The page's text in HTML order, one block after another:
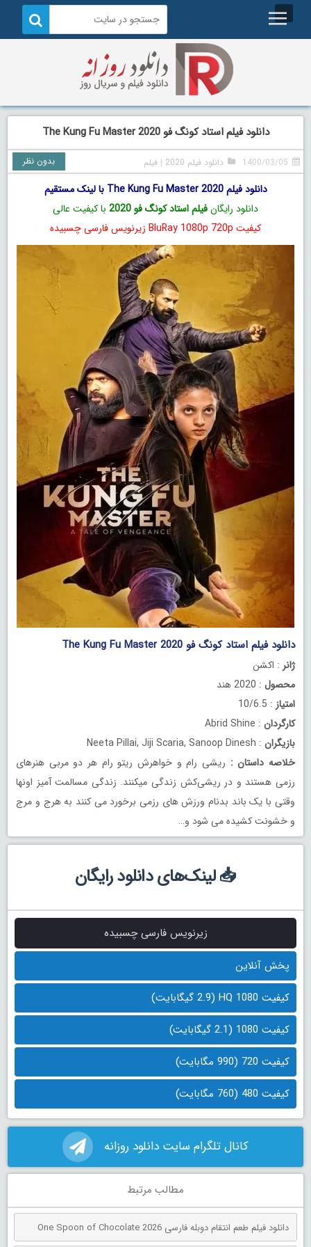
دانلود فیلم استاد کونگ فو The Kung Fu Master 2020
1400/03/05 دانلود فیلم 2020 |فیلم بدون نظر
دانلود فیلم The Kung Fu Master 2020 با لینک مستقیم
دانلود رایگانفیلم استاد کونگ فو 2020
با کیفیت عالی
کیفیت BluRay 1080p 720p زیرنویس فارسی چسبیده
دانلود فیلم استاد کونگ فو The Kung Fu Master 2020
ژانر : اکشن
محصول : 2020 هند
امتیاز : 10/6.5
کارگردان : Abrid Shine
بازیگران : Neeta Pillai, Jiji Scaria, Sanoop Dinesh
خلاصه داستان : ریشی رام و خواهرش ریتو رام هر دو مربی هنرهای
رزمی هستند و در ریشی‌کش زندگی میکنند. زندگی مسالمت آمیز اونها
وقتی با یک باند بدنام ورزش های رزمی برخورد می کنند به هرج و مرج
و خشونت کشیده می شود و…
📥 لینک‌های دانلود رایگان
زیرنویس فارسی چسبیده
پخش آنلاین
کیفیت 1080 HQ (2.9 گیگابایت)
کیفیت 1080 (2.1 گیگابایت)
کیفیت 720 (990 مگابایت)
کیفیت 480 (760 مگابایت)
کانال تلگرام سایت دانلود روزانه
مطالب مرتبط
دانلود فیلم طعم انتقام دوبله فارسی One Spoon of Chocolate 2026